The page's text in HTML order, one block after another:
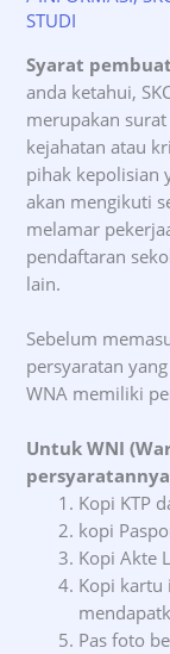
STUDI
Syarat
anda ketahui,
merupakan
kejahatan atau
pihak kepolisian
akan mengikuti
melamar
pendaftaran
lain.
Sebelum
persyaratan
WNA memiliki
Untuk WNI
Kopi KTP
kopi
Kopi Akte
Kopi kartu
Pas foto